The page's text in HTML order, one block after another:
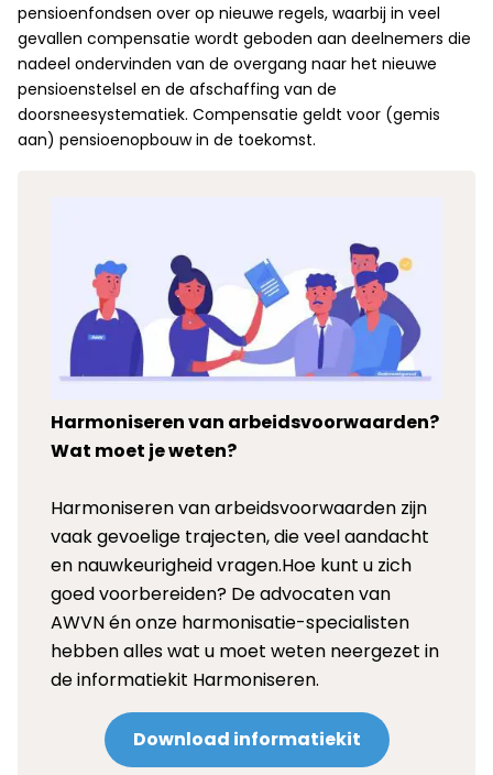
pensioenfondsen over op nieuwe regels, waarbij in veel
gevallen compensatie wordt geboden aan deelnemers die
nadeel ondervinden van de overgang naar het nieuwe
pensioenstelsel en de afschaffing van de
doorsneesystematiek. Compensatie geldt voor (gemis
aan) pensioenopbouw in de toekomst.
Harmoniseren van arbeidsvoorwaarden?
Wat moet je weten?
Harmoniseren van arbeidsvoorwaarden zijn
vaak gevoelige trajecten, die veel aandacht
en nauwkeurigheid vragen.Hoe kunt u zich
goed voorbereiden? De advocaten van
AWVN én onze harmonisatie-specialisten
hebben alles wat u moet weten neergezet in
de informatiekit Harmoniseren.
Download informatiekit